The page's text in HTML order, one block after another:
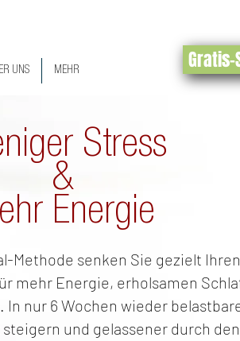
UNS MEHR
Stress
&
Energie
Methode senken Sie gezielt Ihren
mehr Energie, erholsamen
In nur 6 Wochen wieder
und gelassener durch